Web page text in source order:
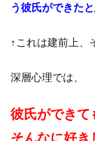
う彼氏ができた
↑これは建前上、
深層心理では、
彼氏ができて
そんなに好き